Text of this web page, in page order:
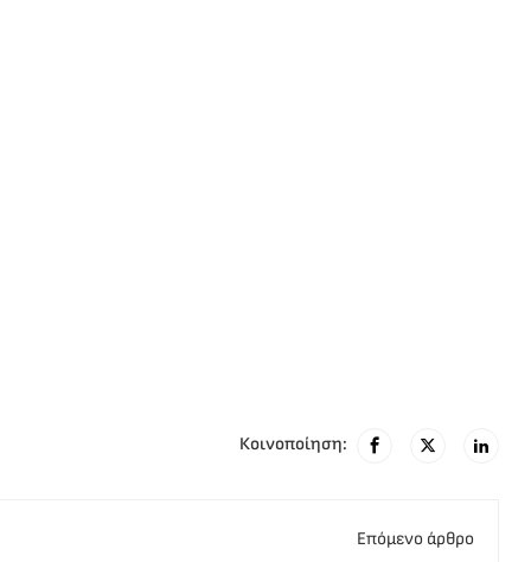
Κοινοποίηση:
Eπόμενο άρθρο